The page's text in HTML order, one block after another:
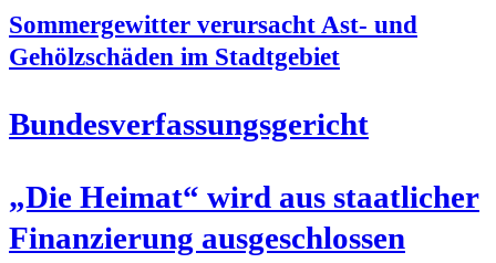
Som­mer­ge­wit­ter ver­ur­sacht Ast- und
Gehölz­schä­den im Stadtgebiet
Bun­des­ver­fas­sungs­ge­richt
„Die Hei­mat“ wird aus staat­li­cher
Finan­zie­rung ausgeschlossen